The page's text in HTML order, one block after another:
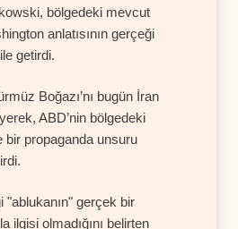
bölgedeki mevcut
anlatısının gerçeği
getirdi.
Boğazı’nı bugün İran
ABD’nin bölgedeki
bir propaganda unsuru
"ablukanın" gerçek bir
ilgisi olmadığını belirten